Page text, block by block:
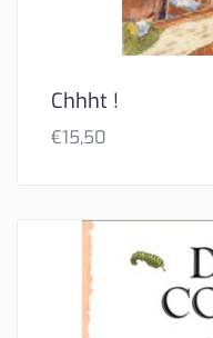
Chhht !
€15,50